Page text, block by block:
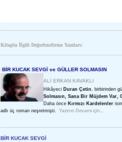
Kitapla İlgili Değerlendirme Yazıları:
BİR KUCAK SEVGİ ve GÜLLER SOLMASIN
ALİ ERKAN KAVAKLI
Hikâyeci Duran Çetin, birbirinden
Solmasın, Sana Bir Müjdem Var,
Daha önce Kırmızı Kardelenler
adlı üç roman neşretmişti.
Yazının Devamı için...
BİR KUCAK SEVGİ